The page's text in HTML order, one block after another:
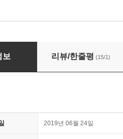
나 더 사랑하거나
보 리뷰/한줄평 (15/1)
2019년 06월 24일